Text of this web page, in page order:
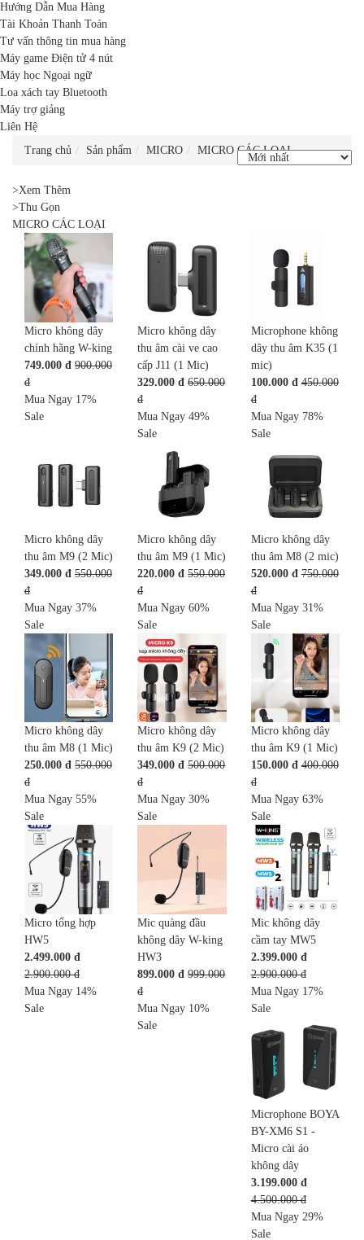
Hướng Dẫn Mua Hàng
Tài Khoản Thanh Toán
Tư vấn thông tin mua hàng
Máy game Điện tử 4 nút
Máy học Ngoại ngữ
Loa xách tay Bluetooth
Máy trợ giảng
Liên Hệ
Trang chủ
Sản phẩm MICRO MICRO CÁC LOẠI
>Xem Thêm
>Thu Gọn
MICRO CÁC LOẠI
Micro không dây
chính hãng W-king
749.000 đ 900.000
đ
Mua Ngay 17%
Sale
Micro không dây
thu âm cài ve cao
cấp J11 (1 Mic)
329.000 đ 650.000
đ
Mua Ngay 49%
Sale
Microphone không
dây thu âm K35 (1
mic)
100.000 đ 450.000
đ
Mua Ngay 78%
Sale
Micro không dây
thu âm M9 (2 Mic)
349.000 đ 550.000
đ
Mua Ngay 37%
Sale
Micro không dây
thu âm M9 (1 Mic)
220.000 đ 550.000
đ
Mua Ngay 60%
Sale
Micro không dây
thu âm M8 (2 mic)
520.000 đ 750.000
đ
Mua Ngay 31%
Sale
Micro không dây
thu âm M8 (1 Mic)
250.000 đ 550.000
đ
Mua Ngay 55%
Sale
Micro không dây
thu âm K9 (2 Mic)
349.000 đ 500.000
đ
Mua Ngay 30%
Sale
Micro không dây
thu âm K9 (1 Mic)
150.000 đ 400.000
đ
Mua Ngay 63%
Sale
Micro tổng hợp
HW5
2.499.000 đ
2.900.000 đ
Mua Ngay 14%
Sale
Mic quàng đầu
không dây W-king
HW3
899.000 đ 999.000
đ
Mua Ngay 10%
Sale
Mic không dây
cầm tay MW5
2.399.000 đ
2.900.000 đ
Mua Ngay 17%
Sale
Microphone BOYA
BY-XM6 S1 -
Micro cài áo
không dây
3.199.000 đ
4.500.000 đ
Mua Ngay 29%
Sale